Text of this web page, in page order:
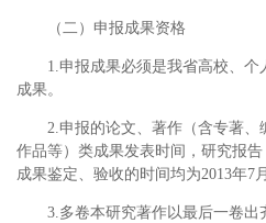
（二）申报成果资格
1.申报成果必须是我省高校、
成果。
2.申报的论文、著作（含专著
作品等）类成果发表时间，研究报
成果鉴定、验收的时间均为2013年7
3.多卷本研究著作以最后一卷